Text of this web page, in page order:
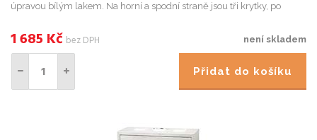
úpravou bílým lakem. Na horní a spodní straně jsou tři krytky, po
není skladem
1 685 Kč bez DPH
Přidat do košíku